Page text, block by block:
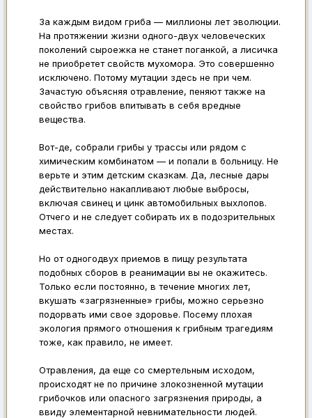
За каждым видом гриба — миллионы лет эволюции.
На протяжении жизни одного-двух человеческих
поколений сыроежка не станет поганкой, а лисичка
не приобретет свойств мухомора. Это совершенно
исключено. Потому мутации здесь не при чем.
Зачастую объясняя отравление, пеняют также на
свойство грибов впитывать в себя вредные
вещества.
Вот-де, собрали грибы у трассы или рядом с
химическим комбинатом — и попали в больницу. Не
верьте и этим детским сказкам. Да, лесные дары
действительно накапливают любые выбросы,
включая свинец и цинк автомобильных выхлопов.
Отчего и не следует собирать их в подозрительных
местах.
Но от одногодвух приемов в пищу результата
подобных сборов в реанимации вы не окажитесь.
Только если постоянно, в течение многих лет,
вкушать «загрязненные» грибы, можно серьезно
подорвать ими свое здоровье. Посему плохая
экология прямого отношения к грибным трагедиям
тоже, как правило, не имеет.
Отравления, да еще со смертельным исходом,
происходят не по причине злокозненной мутации
грибочков или опасного загрязнения природы, а
ввиду элементарной невнимательности людей.